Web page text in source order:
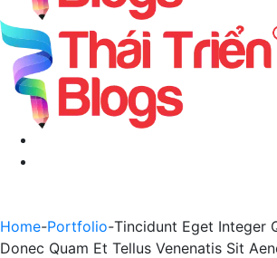
Home-Portfolio-Tincidunt Eget Integer
Donec Quam Et Tellus Venenatis Sit